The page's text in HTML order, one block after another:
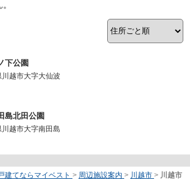
下公園
川越市大字大仙波
島北田公園
川越市大字南田島
建てならマイベスト > 周辺施設案内 > 川越市 > 川越市